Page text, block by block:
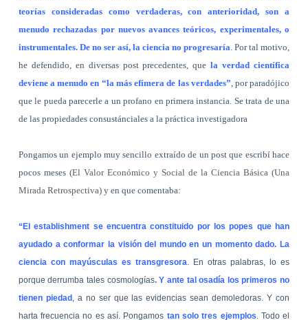
teorías consideradas como verdaderas, con anterioridad, son a
menudo rechazadas por nuevos avances teóricos, experimentales, o
instrumentales. De no ser así, la ciencia no progresaría. Por tal motivo,
he defendido, en diversas post precedentes, quela verdad científica
deviene a menudo en “la más efímera de las verdades”, por paradójico
que le pueda parecerle a un profano en primera instancia. Se trata de una
de las propiedades consustánciales a la práctica investigadora
Pongamos un ejemplo muy sencillo extraído de un post que escribí hace
pocos meses (El Valor Económico y Social de la Ciencia Básica (Una
Mirada Retrospectiva)y en que comentaba:
“El establishment se encuentra constituido por los popes que han
ayudado a conformar la visión del mundo en un momento dado. La
ciencia con mayúsculas es transgresora. En otras palabras, lo es
porque derrumba tales cosmologías. Y ante tal osadía los primeros no
tienen piedad , a no ser que las evidencias sean demoledoras. Y con
harta frecuencia no es así. Pongamos tan solo tres ejemplos. Todo el